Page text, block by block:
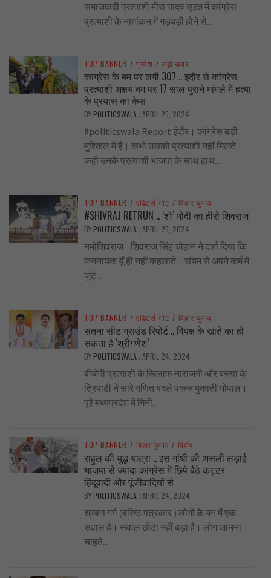
समाजवादी प्रत्याशी मीरा यादव सूरत में कांग्रेस
प्रत्याशी के नामांकन में गड़बड़ी होने से...
TOP BANNER / प्रदेश / बड़ी खबर
कांग्रेस के बम पर लगी 307 .. इंदौर से कांग्रेस
प्रत्याशी अक्षय बम पर 17 साल पुराने मांमले में हत्या
के प्रयास का केस
BY POLITICSWALA /APRIL 25, 2024
#politicswala Report इंदौर। कांग्रेस बड़ी
मुश्किल में है। कभी उसको प्रत्याशी नहीं मिलते।
कही उनके प्रत्याशी भाजपा के साथ हाथ...
TOP BANNER / एडिटर्स नोट / बिहार चुनाव
#SHIVRAJ RETRUN .. ‘शो’ मोदी का हीरो शिवराज
BY POLITICSWALA /APRIL 25, 2024
नमोशिवराज .. शिवराज सिंह चौहान ने दर्शा दिया कि
जननायक यूँ ही नहीं कहलाते। संयम से अपने कर्म में
जुटे...
TOP BANNER / एडिटर्स नोट / बिहार चुनाव
सतना सीट ग्राउंड रिपोर्ट .. विपक्ष के खाते का हो
सकता है ‘श्रीगणेश’
BY POLITICSWALA /APRIL 24, 2024
बीजेपी प्रत्याशी के खिलाफ नाराजगी और बसपा के
त्रिपाठी ने सारे गणित बदले पंकज मुकाती भोपाल।
पूरे मध्यप्रदेश में गिनी...
TOP BANNER / बिहार चुनाव / विशेष
राहुल की युद्ध यात्रा .. इस गांधी की असली लड़ाई
भाजपा से ज्यादा कांग्रेस में छिपे बैठे कट्टर
हिंदूवादी और पूंजीवादियों से
BY POLITICSWALA /APRIL 24, 2024
श्रवण गर्ग (वरिष्ठ पत्रकार ) लोगों के मन में एक
सवाल है। सवाल छोटा नहीं बड़ा है। लोग जानना
चाहते...